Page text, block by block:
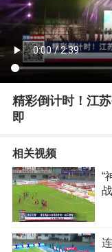
精彩倒计时！江
即
相关视频
“